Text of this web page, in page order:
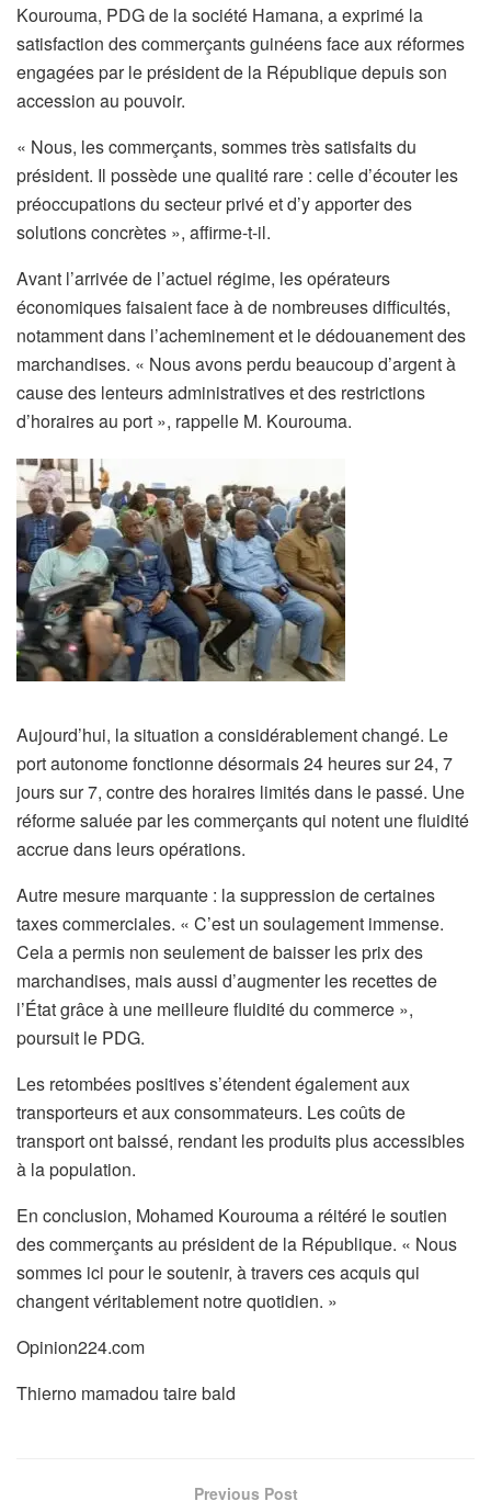
Kourouma, PDG de la société Hamana, a exprimé la
satisfaction des commerçants guinéens face aux réformes
engagées par le président de la République depuis son
accession au pouvoir.
« Nous, les commerçants, sommes très satisfaits du
président. Il possède une qualité rare : celle d’écouter les
préoccupations du secteur privé et d’y apporter des
solutions concrètes », affirme-t-il.
Avant l’arrivée de l’actuel régime, les opérateurs
économiques faisaient face à de nombreuses difficultés,
notamment dans l’acheminement et le dédouanement des
marchandises. « Nous avons perdu beaucoup d’argent à
cause des lenteurs administratives et des restrictions
d’horaires au port », rappelle M. Kourouma.
Aujourd’hui, la situation a considérablement changé. Le
port autonome fonctionne désormais 24 heures sur 24, 7
jours sur 7, contre des horaires limités dans le passé. Une
réforme saluée par les commerçants qui notent une fluidité
accrue dans leurs opérations.
Autre mesure marquante : la suppression de certaines
taxes commerciales. « C’est un soulagement immense.
Cela a permis non seulement de baisser les prix des
marchandises, mais aussi d’augmenter les recettes de
l’État grâce à une meilleure fluidité du commerce »,
poursuit le PDG.
Les retombées positives s’étendent également aux
transporteurs et aux consommateurs. Les coûts de
transport ont baissé, rendant les produits plus accessibles
à la population.
En conclusion, Mohamed Kourouma a réitéré le soutien
des commerçants au président de la République. « Nous
sommes ici pour le soutenir, à travers ces acquis qui
changent véritablement notre quotidien. »
Opinion224.com
Thierno mamadou taire bald
Previous Post